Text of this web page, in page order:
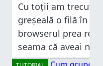
Cu toții am trecut
greșeală o filă în
browserul prea
seama că aveai
Vestea bună este